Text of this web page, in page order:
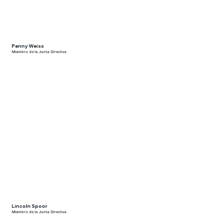
Penny Weiss
Miembro de la Junta Directiva
Lincoln Spoor
Miembro de la Junta Directiva